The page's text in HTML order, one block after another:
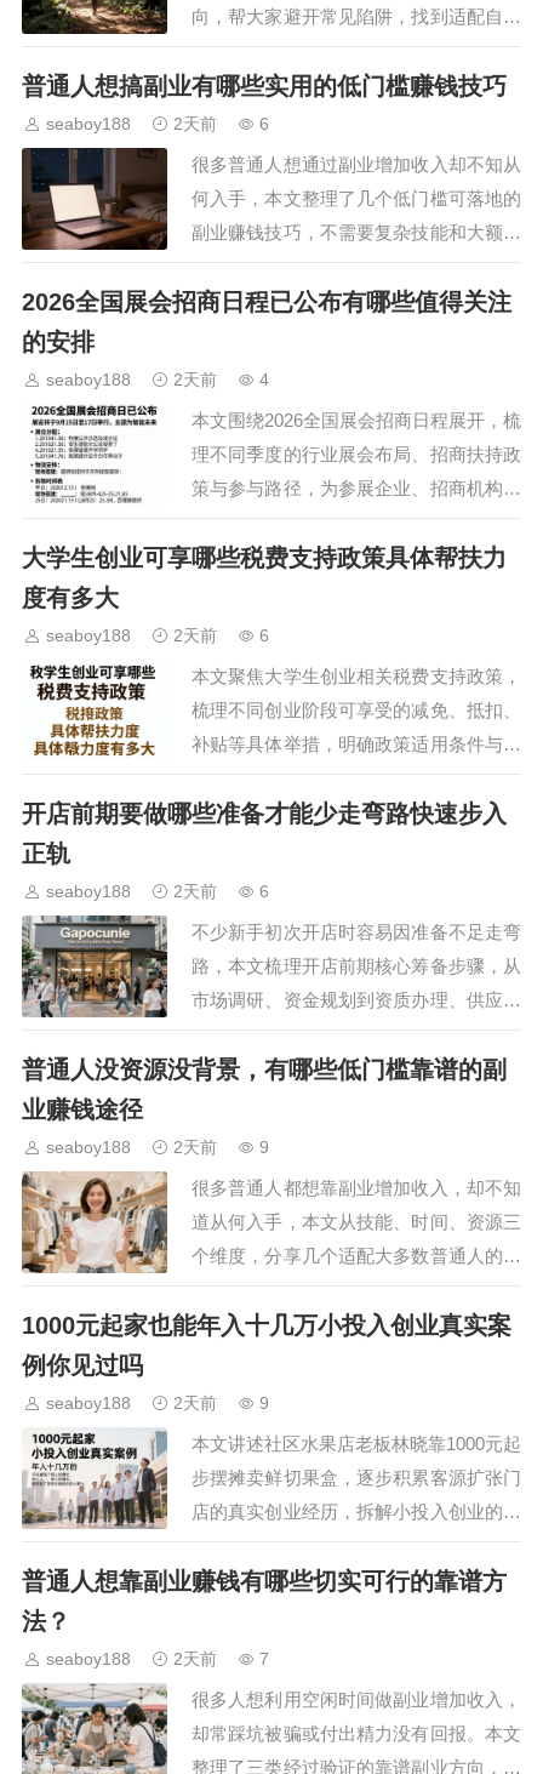
向，帮大家避开常见陷阱，找到适配自身
条件的副业路径，稳步实现增收目标，降
低试错成本。…
普通人想搞副业有哪些实用的低门槛赚钱技巧
seaboy188 2天前 6
很多普通人想通过副业增加收入却不知从
何入手，本文整理了几个低门槛可落地的
副业赚钱技巧，不需要复杂技能和大额投
入，利用碎片化时间就能操作，帮大家避
开常见副业陷阱，找到适合自己的增收路
2026全国展会招商日程已公布有哪些值得关注
的安排
seaboy188 2天前 4
本文围绕2026全国展会招商日程展开，梳
理不同季度的行业展会布局、招商扶持政
策与参与路径，为参展企业、招商机构及
相关从业者提供清晰的日程参考，助力各
方提前筹备资源、对接匹配需求，把握
大学生创业可享哪些税费支持政策具体帮扶力
度有多大
seaboy188 2天前 6
本文聚焦大学生创业相关税费支持政策，
梳理不同创业阶段可享受的减免、抵扣、
补贴等具体举措，明确政策适用条件与申
请流程，为有创业意向的大学生提供清晰
的政策参考，降低创业初期的资金压力，
开店前期要做哪些准备才能少走弯路快速步入
正轨
seaboy188 2天前 6
不少新手初次开店时容易因准备不足走弯
路，本文梳理开店前期核心筹备步骤，从
市场调研、资金规划到资质办理、供应链
对接，覆盖各环节实操要点，帮助创业者
理清筹备思路，降低试错成本，为店铺后
普通人没资源没背景，有哪些低门槛靠谱的副
业赚钱途径
seaboy188 2天前 9
很多普通人都想靠副业增加收入，却不知
道从何入手，本文从技能、时间、资源三
个维度，分享几个适配大多数普通人的低
门槛副业途径，同时点明各个途径的注意
事项，帮助大家避开常见陷阱，找到适合
1000元起家也能年入十几万小投入创业真实案
例你见过吗
seaboy188 2天前 9
本文讲述社区水果店老板林晓靠1000元起
步摆摊卖鲜切果盒，逐步积累客源扩张门
店的真实创业经历，拆解小投入创业的核
心逻辑，给想低成本起步的普通人提供可
参考的实操方向。…
普通人想靠副业赚钱有哪些切实可行的靠谱方
法？
seaboy188 2天前 7
很多人想利用空闲时间做副业增加收入，
却常踩坑被骗或付出精力没有回报。本文
整理了三类经过验证的靠谱副业方向，从